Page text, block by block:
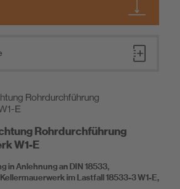
Rohrdurchführung
W1-E
in Anlehnung an DIN 18533,
im Lastfall 18533-3 W1-E,